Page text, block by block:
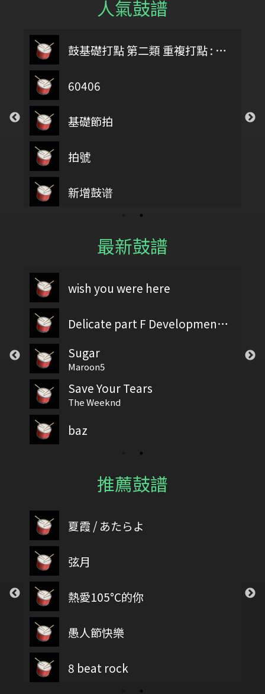
人氣鼓譜
鼓基礎打點 第二類 重複打點 : DIDDLE RUDIMENTS
60406
基礎節拍
拍號
新增鼓谱
最新鼓譜
wish you were here
Delicate part F Development 2
Sugar
Maroon5
Save Your Tears
The Weeknd
baz
推薦鼓譜
夏霞 / あたらよ
弦月
熱愛105°C的你
愚人節快樂
8 beat rock